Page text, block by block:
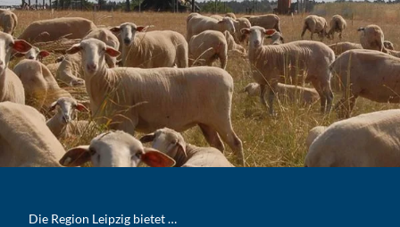
Die Region Leipzig bietet …